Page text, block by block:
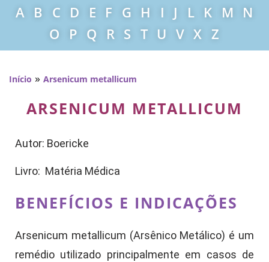
A B C D E F G H I J L K M N
O
P Q R S T U V X Z
Início » Arsenicum metallicum
ARSENICUM METALLICUM
Autor: Boericke
Livro: Matéria Médica
BENEFÍCIOS E INDICAÇÕES
Arsenicum metallicum (Arsênico Metálico) é um
remédio utilizado principalmente em casos de